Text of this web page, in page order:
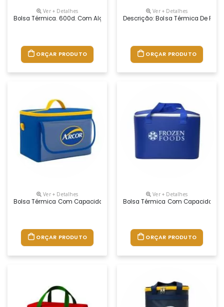
Ver + Detalhes
Bolsa Térmica. 600d. Com Alça Ajustável Em Webbing E Bolso
ORÇAR PRODUTO
Ver + Detalhes
Descrição: Bolsa Térmica De
ORÇAR PRODUTO
Ver + Detalhes
Bolsa Térmica Com Capacidade Para 18 Litros Com Alça De Mão E
ORÇAR PRODUTO
Ver + Detalhes
Bolsa Térmica Com Capacidade
ORÇAR PRODUTO